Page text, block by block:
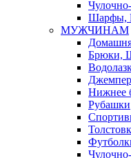
Шарфы,
МУЖЧИНАМ
Брюки,
Нижнее
Рубашки